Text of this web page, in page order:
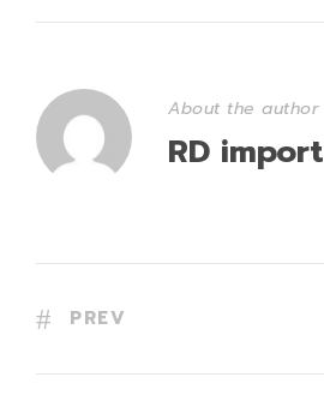
About the author
RD import
PREV